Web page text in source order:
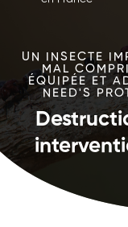
UN INSECTE
MAL
ÉQUIPÉE ET
NEED'S